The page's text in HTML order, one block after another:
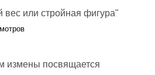
или стройная фигура"
измены посвящается